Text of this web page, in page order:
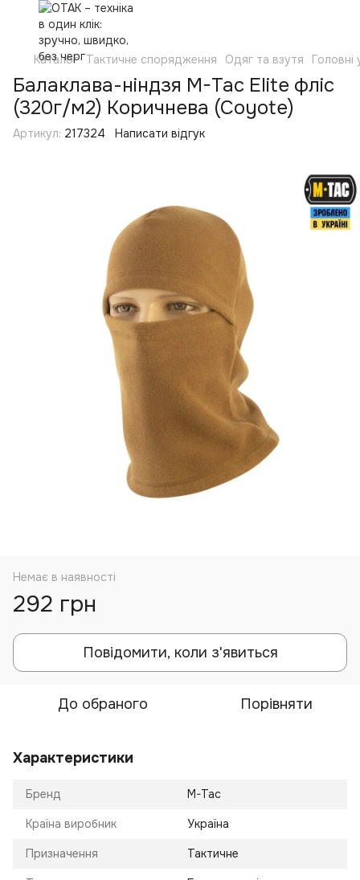
Каталог Тактичне спорядження Одяг та взутя Головні
Балаклава-ніндзя M-Tac Elite фліс
(320г/м2) Коричнева (Coyote)
Артикул: 217324 Написати відгук
Немає в наявності
292 грн
Повідомити, коли з'явиться
До обраного Порівняти
Характеристики
Бренд M-Tac
Країна виробник Україна
Призначення Тактичне